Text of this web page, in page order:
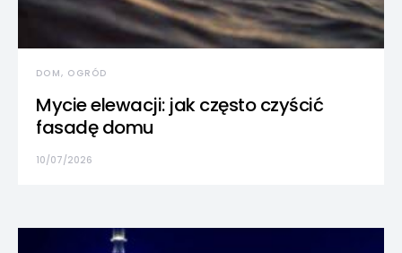
DOM, OGRÓD
Mycie elewacji: jak często czyścić
fasadę domu
10/07/2026